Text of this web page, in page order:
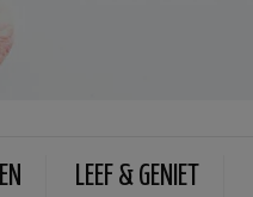
LEEF & GENIET